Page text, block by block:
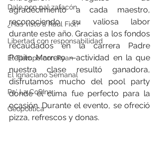
Dale pon pal zafacón
¿Has visto a Raúl Fiol?
Libertad con responsabilidad
El Tiempo con Ryan
El Ignaciano Semanal
Pa' La CoSIna
Geopolítica
agradecimiento a cada maestro,
reconociendo su valiosa labor
durante este año. Gracias a los fondos
recaudados en la carrera Padre
Pepito Marrero —actividad en la que
nuestra clase resultó ganadora,
disfrutamos mucho del pool party
donde el clima fue perfecto para la
ocasión. Durante el evento, se ofreció
pizza, refrescos y donas.